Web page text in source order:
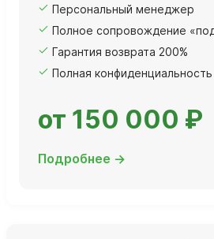
Персональный менеджер
Полное сопровождение
Гарантия возврата 200%
Полная конфиденциальность
от 150 000 ₽
Подробнее →